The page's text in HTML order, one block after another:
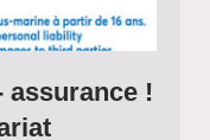
assurance !